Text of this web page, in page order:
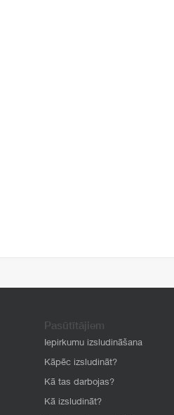
Pasūtītājiem
Iepirkumu izsludināšana
Kāpēc izsludināt?
Kā tas darbojas?
Kā izsludināt?